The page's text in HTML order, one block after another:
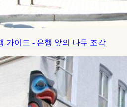
가이드 - 은행 앞의 나무 조각